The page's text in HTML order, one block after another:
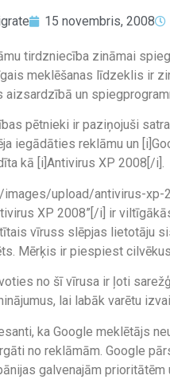
15 novembris, 2008
tirdzniecība zināmai
meklēšanas līdzeklis ir
aizsardzībā un
pētnieki ir paziņojuši
iegādāties reklāmu un
kā [i]Antivirus XP 2008[/i].
images/upload/antivirus-xp-
XP 2008”[/i] ir
vīruss slēpjas lietotāju
Mērķis ir piespiest
no šī vīrusa ir ļoti
lai labāk varētu
ka Google meklētājs
no reklāmām. Google
galvenajām